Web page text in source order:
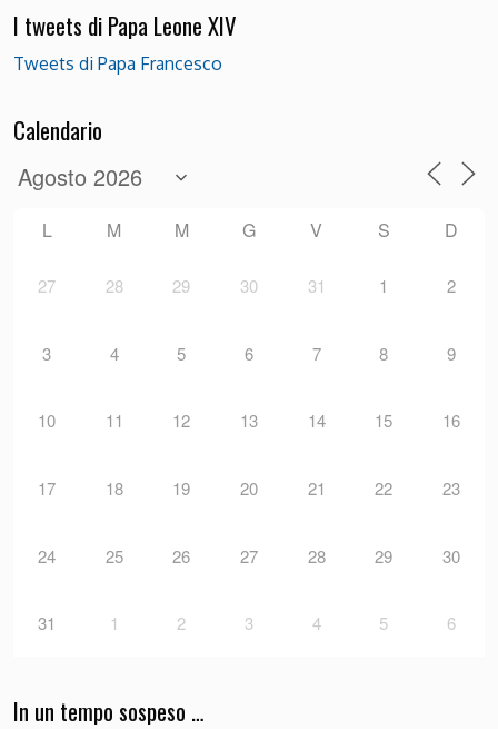
I tweets di Papa Leone XIV
Tweets di Papa Francesco
Calendario
L M M G V S D
27 28 29 30 31 1 2
3 4 5 6 7 8 9
10 11 12 13 14 15 16
17 18 19 20 21 22 23
24 25 26 27 28 29 30
31 1 2 3 4 5 6
In un tempo sospeso …